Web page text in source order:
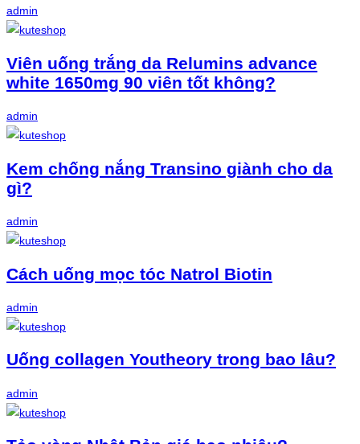
admin
Viên uống trắng da Relumins advance
white 1650mg 90 viên tốt không?
admin
Kem chống nắng Transino giành cho da
gì?
admin
Cách uống mọc tóc Natrol Biotin
admin
Uống collagen Youtheory trong bao lâu?
admin